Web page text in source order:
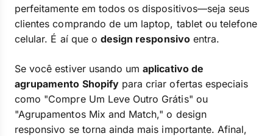
perfeitamente em todos os dispositivos—seja seus
clientes comprando de um laptop, tablet ou telefone
celular. É aí que o design responsivoentra.
Se você estiver usando umaplicativo de
agrupamento Shopifypara criar ofertas especiais
como "Compre Um Leve Outro Grátis" ou
"Agrupamentos Mix and Match," o design
responsivo se torna ainda mais importante. Afinal,